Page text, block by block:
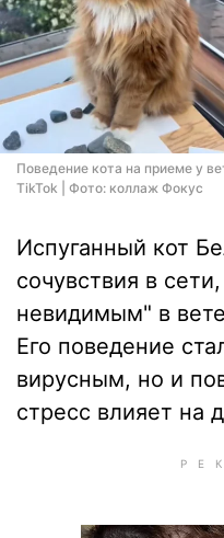
Поведение кота на приеме у
TikTok | Фото: коллаж Фокус
Испуганный кот
сочувствия в
невидимым" в
Его поведение
вирусным, но и
стресс влияет на